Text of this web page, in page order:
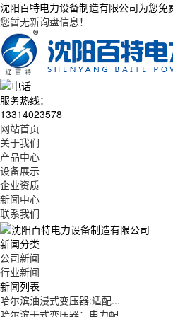
沈阳百特电力设备制造有限公司为您免
您暂无新询盘信息！
服务热线：
13314023578
网站首页
关于我们
产品中心
设备展示
企业资质
新闻中心
联系我们
新闻分类
公司新闻
行业新闻
新闻列表
哈尔滨油浸式变压器:适配...
哈尔滨干式变压器：电力配...